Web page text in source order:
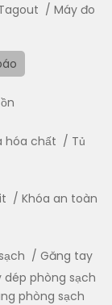
Máy đo
hóa chất
Tủ
Khóa an toàn
Găng tay
dép phòng sạch
phòng sạch